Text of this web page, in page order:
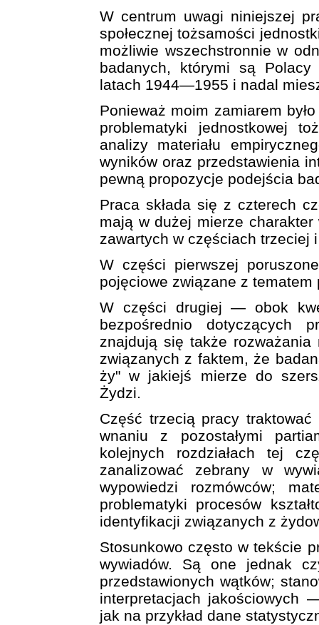
W centrum uwagi niniejszej
społecznej tożsamości
możliwie wszechstronnie w
badanych, którymi są Polacy
latach 1944—1955 i nadal
Ponieważ moim zamiarem
problematyki jednostkowej
analizy materiału
wyników oraz przedstawienia
pewną propozycje podejścia
Praca składa się z czterech
mają w dużej mierze
zawartych w częściach trzeciej
W części pierwszej
pojęciowe związane z tematem
W części drugiej — obok
bezpośrednio dotyczących
znajdują się także
związanych z faktem, że
ży" w jakiejś mierze do
Żydzi.
Część trzecią pracy
wnaniu z pozostałymi
kolejnych rozdziałach tej
zanalizować zebrany w
wypowiedzi rozmówców;
problematyki procesów
identyfikacji związanych z
Stosunkowo często w tekście
wywiadów. Są one jednak
przedstawionych wątków;
interpretacjach jakościowych
jak na przykład dane